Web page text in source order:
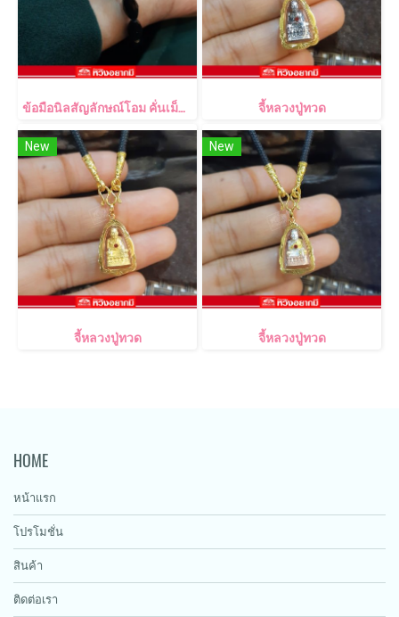
ข้อมือนิลสัญลักษณ์โอม คั่นเม็ดทองพิ้งค์โกลด์ จี้หลวงปู่ทวด
New
จี้หลวงปู่ทวด
New
จี้หลวงปู่ทวด
HOME
หน้าแรก
โปรโมชั่น
สินค้า
ติดต่อเรา